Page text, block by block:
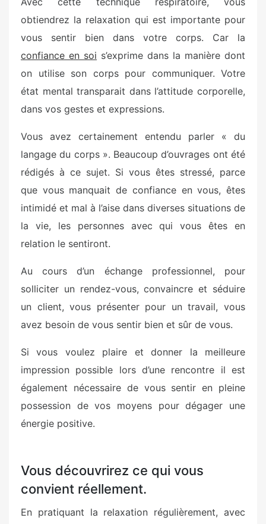
obtiendrez la relaxation qui est importante pour
vous sentir bien dans votre corps. Car la
confiance en soi s’exprime dans la manière dont
on utilise son corps pour communiquer. Votre
état mental transparait dans l’attitude corporelle,
dans vos gestes et expressions.
Vous avez certainement entendu parler « du
langage du corps ». Beaucoup d’ouvrages ont été
rédigés à ce sujet. Si vous êtes stressé, parce
que vous manquait de confiance en vous, êtes
intimidé et mal à l’aise dans diverses situations de
la vie, les personnes avec qui vous êtes en
relation le sentiront.
Au cours d’un échange professionnel, pour
solliciter un rendez-vous, convaincre et séduire
un client, vous présenter pour un travail, vous
avez besoin de vous sentir bien et sûr de vous.
Si vous voulez plaire et donner la meilleure
impression possible lors d’une rencontre il est
également nécessaire de vous sentir en pleine
possession de vos moyens pour dégager une
énergie positive.
Vous découvrirez ce qui vous
convient réellement.
En pratiquant la relaxation régulièrement, avec